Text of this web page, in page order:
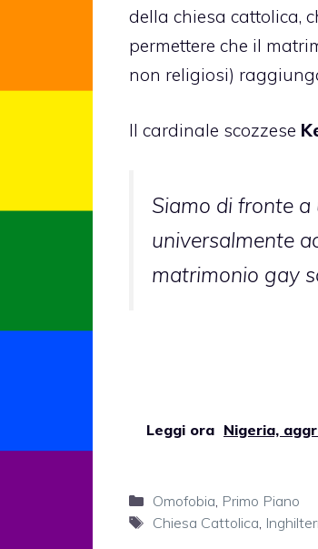
della chiesa cattolica,
permettere che il
non religiosi)
Il cardinale scozzese
Siamo di fronte
universalmente
matrimonio gay
Leggi ora Nigeria,
Categorie
Omofobia, Primo Piano
Tag
Chiesa Cattolica,